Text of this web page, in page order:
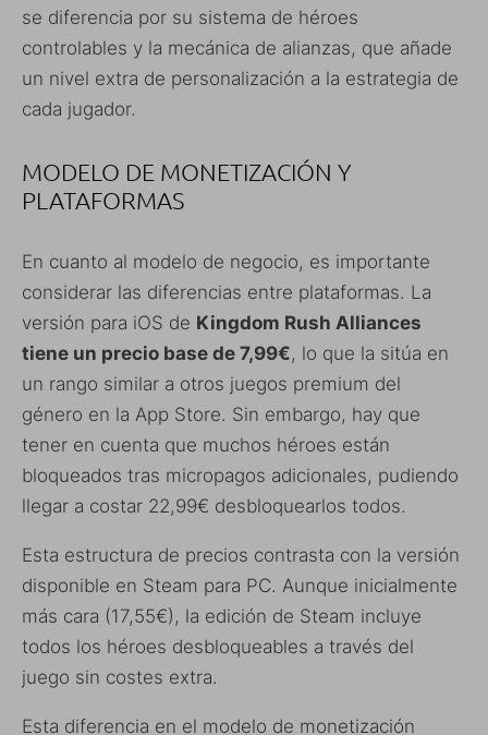
se diferencia por su sistema de héroes
controlables y la mecánica de alianzas, que añade
un nivel extra de personalización a la estrategia de
cada jugador.
MODELO DE MONETIZACIÓN Y
PLATAFORMAS
En cuanto al modelo de negocio, es importante
considerar las diferencias entre plataformas. La
versión para iOS de Kingdom Rush Alliances
tiene un precio base de 7,99€, lo que la sitúa en
un rango similar a otros juegos premium del
género en la App Store. Sin embargo, hay que
tener en cuenta que muchos héroes están
bloqueados tras micropagos adicionales, pudiendo
llegar a costar 22,99€ desbloquearlos todos.
Esta estructura de precios contrasta con la versión
disponible en Steam para PC. Aunque inicialmente
más cara (17,55€), la edición de Steam incluye
todos los héroes desbloqueables a través del
juego sin costes extra.
Esta diferencia en el modelo de monetización